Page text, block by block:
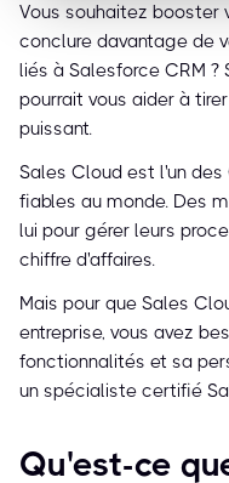
Vous souhaitez booster
conclure davantage de
liés à Salesforce CRM ?
pourrait vous aider à
puissant.
Sales Cloud est l'un des
fiables au monde. Des
lui pour gérer leurs
chiffre d'affaires.
Mais pour que Sales
entreprise, vous avez
fonctionnalités et sa
un spécialiste certifié
Qu'est-ce